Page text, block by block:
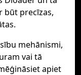
būt precīzas,
mehānismi,
vai tā
apiet